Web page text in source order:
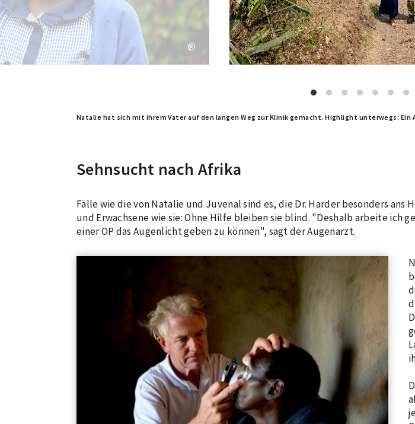
Natalie hat sich mit ihrem Vater auf den langen Weg zur Klinik gemacht. Highlight unterwegs:
Sehnsucht nach Afrika
Fälle wie die von Natalie und Juvenal sind es, die Dr. Harder besonders ans
und Erwachsene wie sie: Ohne Hilfe bleiben sie blind. "Deshalb arbeite ich
einer OP das Augenlicht geben zu können", sagt der Augenarzt.